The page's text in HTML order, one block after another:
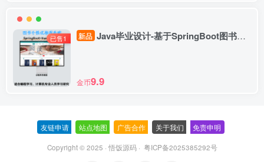
已售1 新品 Java毕业设计-基于SpringBoot图书个性化推荐系统-毕业论文（附毕设源代码）
金币9.9
友链申请 站点地图 广告合作 关于我们 免责申明
Copyright © 2025 · 悟饭源码· 粤ICP备2025385292号